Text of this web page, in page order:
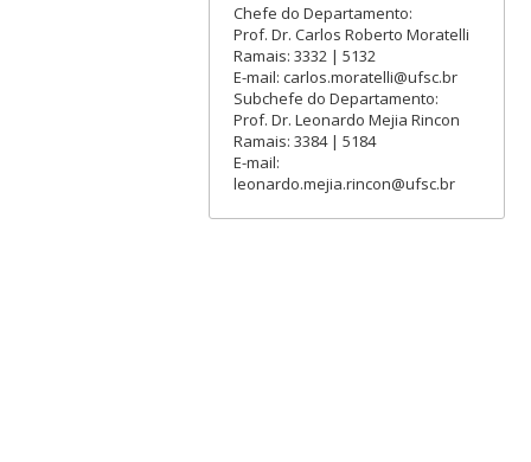
Chefe do Departamento:
Prof. Dr. Carlos Roberto Moratelli
Ramais: 3332 | 5132
E-mail: carlos.moratelli@ufsc.br
Subchefe do Departamento:
Prof. Dr. Leonardo Mejia Rincon
Ramais: 3384 | 5184
E-mail:
leonardo.mejia.rincon@ufsc.br